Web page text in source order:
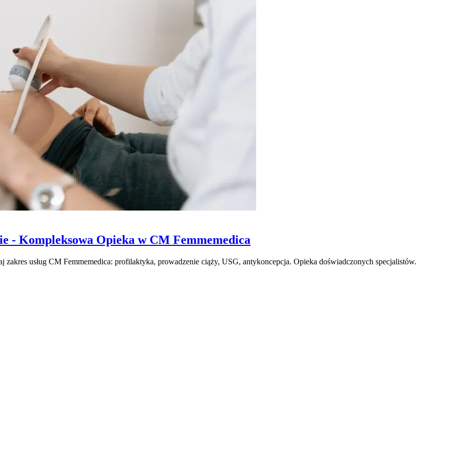
- Kompleksowa Opieka w CM Femmemedica
usług CM Femmemedica: profilaktyka, prowadzenie ciąży, USG, antykoncepcja. Opieka doświadczonych specjalistów.